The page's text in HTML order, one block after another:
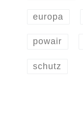
europa
powair
schutz